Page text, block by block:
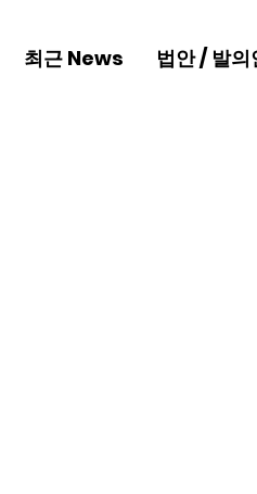
최근 News 법안 / 발의